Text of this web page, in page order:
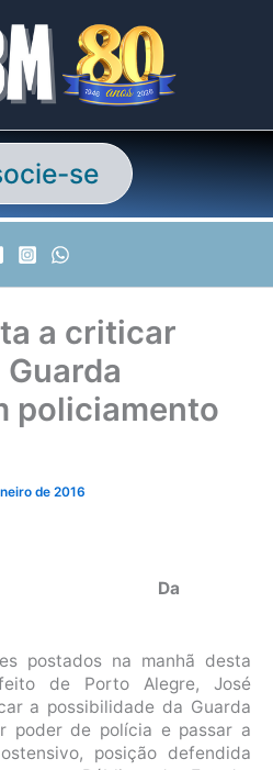
se
a criticar
policiamento
de 2016
Da
postados na manhã desta
de Porto Alegre, José
a possibilidade da Guarda
poder de polícia e passar a
posição defendida